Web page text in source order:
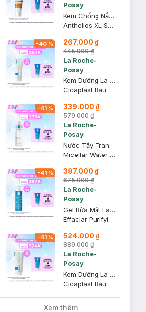
Posay
Kem Chống Nắng La Roche-Posay Phổ Rộng, Nâng Tông Kiềm Dầu 50ml
Anthelios XL SPF 50+ PA++++
-40% 267.000 ₫
445.000 ₫
La Roche-
Posay
Kem Dưỡng La Roche-Posay Giúp Phục Hồi Da Đa Công Dụng 40ml
Cicaplast Baume B5+ Ultra-Repairing Soothing Balm
-41% 339.000 ₫
579.000 ₫
La Roche-
Posay
Nước Tẩy Trang La Roche-Posay Dành Cho Da Nhạy Cảm 400ml
Micellar Water Ultra Sensitive Skin
-41% 397.000 ₫
675.000 ₫
La Roche-
Posay
Gel Rửa Mặt La Roche-Posay Dành Cho Da Dầu, Nhạy Cảm 400ml
Effaclar Purifying Foaming Gel
-41% 524.000 ₫
889.000 ₫
La Roche-
Posay
Kem Dưỡng La Roche-Posay Giúp Phục Hồi Da Đa Công Dụng 100ml
Cicaplast Baume B5+ Ultra-Repairing Soothing Balm
Xem thêm